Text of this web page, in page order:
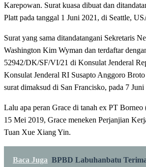
Karepowan. Surat kuasa dibuat dan
Platt pada tanggal 1 Juni 2021, di Seattle,
Surat yang sama ditandatangani Sekretaris
Washington Kim Wyman dan terdaftar
52942/DK/SF/VI/21 di Konsulat Jenderal
Konsulat Jenderal RI Susapto Anggoro
surat dimaksud di San Francisko, pada 7 Juni
Lalu apa peran Grace di tanah ex PT Borneo
15 Mei 2019, Grace meneken Perjanjian
Tuan Xue Xiang Yin.
Baca Juga BPBD Labuhanbatu